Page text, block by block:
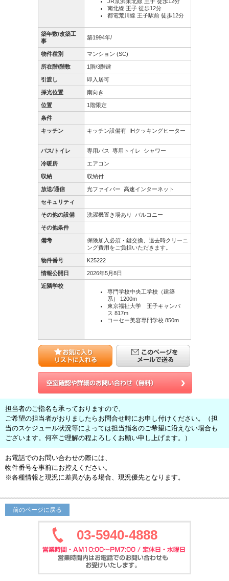
南北線 王子 徒歩12分
都電荒川線 王子駅前 徒歩12分
築年数/改築工
事
築1994年/
物件種別 マンション (SC)
所在階/階数 1階/3階建
引渡し 即入居可
採光位置 南向き
位置 1階限定
条件
キッチン キッチン設備有 IHクッキングヒーター
バス/トイレ 専用バス 専用トイレ シャワー
冷暖房 エアコン
収納 収納付
放送/通信 光ファイバー 高速インターネット
セキュリティ
その他の設備 洗濯機置き場あり バルコニー
その他条件
備考
保険加入必須・鍵交換、退去時クリーニ
ング費用をご負担いただきます。
物件番号 K25222
情報公開日 2026年5月8日
近隣学校
専門学校中央工学校（建築
系） 1200m
東京福祉大学 王子キャンパ
ス 817m
コーセー美容専門学校 850m
担当者のご指名も承っておりますので、
ご希望の担当者がおりましたらお問合せ時にお申し付けください。（担
当のスケジュール状況等によっては担当指名のご希望に沿えない場合も
ございます。何卒ご理解の程よろしくお願い申し上げます。）
お電話でのお問い合わせの際には、
物件番号を事前にお控えください。
※各種情報と現況に差異がある場合、現況優先となります。
前のページに戻る
03-5940-4888